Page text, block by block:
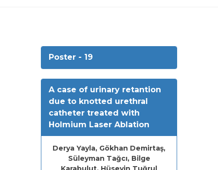
Poster - 19
A case of urinary retantion
due to knotted urethral
catheter treated with
Holmium Laser Ablation
Derya Yayla, Gökhan Demirtaş,
Süleyman Tağcı, Bilge